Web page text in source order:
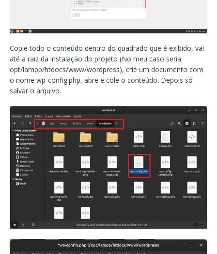
Copie todo o conteúdo dentro do quadrado que é exibido, vai
até a raiz da instalação do projeto (No meu caso seria:
opt/lampp/htdocs/www/wordpress), crie um documento com
o nome wp-config.php, abre e cole o conteúdo. Depois só
salvar o arquivo.